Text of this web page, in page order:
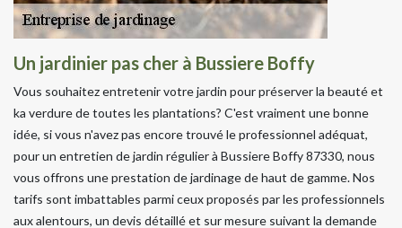
Un jardinier pas cher à Bussiere Boffy
Vous souhaitez entretenir votre jardin pour préserver la beauté et
ka verdure de toutes les plantations? C'est vraiment une bonne
idée, si vous n'avez pas encore trouvé le professionnel adéquat,
pour un entretien de jardin régulier à Bussiere Boffy 87330, nous
vous offrons une prestation de jardinage de haut de gamme. Nos
tarifs sont imbattables parmi ceux proposés par les professionnels
aux alentours, un devis détaillé et sur mesure suivant la demande